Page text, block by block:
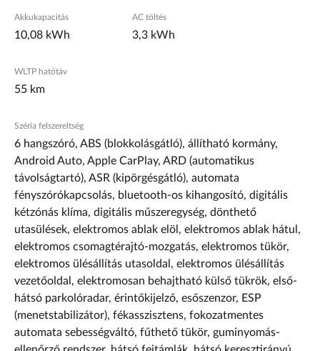
Akkukapacitás
10,08 kWh
AC töltés
3,3 kWh
WLTP hatótáv
55 km
Széria felszereltség
6 hangszóró, ABS (blokkolásgátló), állítható kormány,
Android Auto, Apple CarPlay, ARD (automatikus
távolságtartó), ASR (kipörgésgátló), automata
fényszórókapcsolás, bluetooth-os kihangosító, digitális
kétzónás klíma, digitális műszeregység, dönthető
utasülések, elektromos ablak elöl, elektromos ablak hátul,
elektromos csomagtérajtó-mozgatás, elektromos tükör,
elektromos ülésállítás utasoldal, elektromos ülésállítás
vezetőoldal, elektromosan behajtható külső tükrök, első-
hátsó parkolóradar, érintőkijelző, esőszenzor, ESP
(menetstabilizátor), fékasszisztens, fokozatmentes
automata sebességváltó, fűthető tükör, guminyomás-